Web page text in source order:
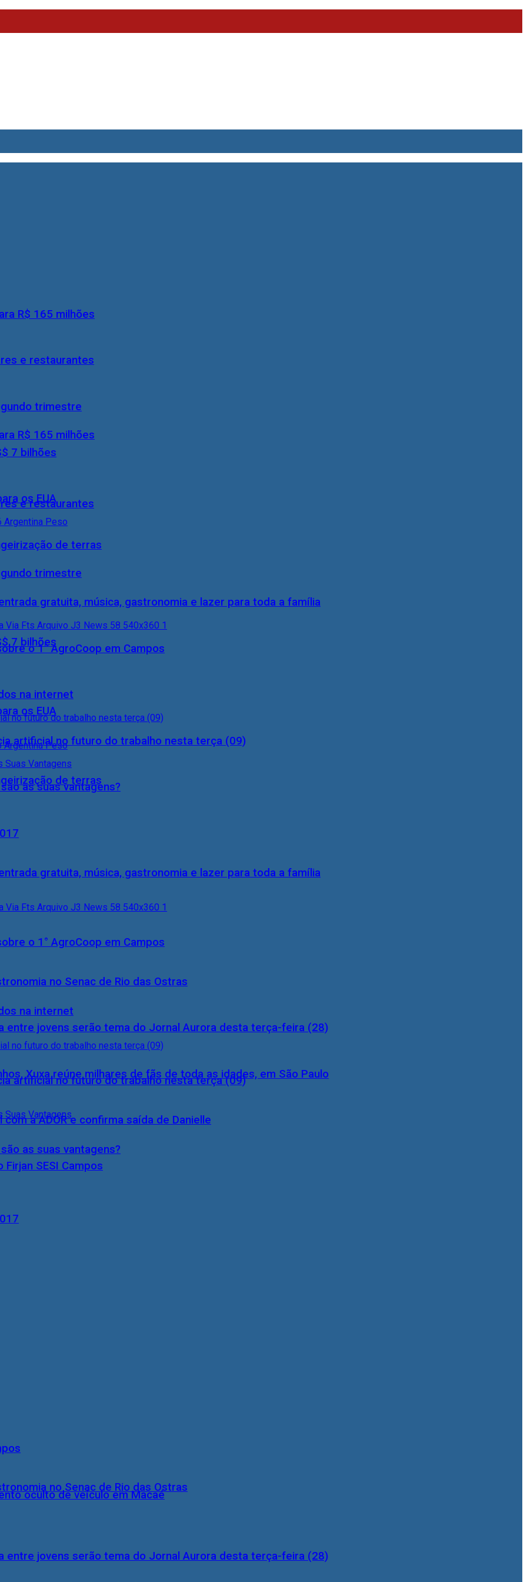
R$ 165 milhões
e restaurantes
trimestre
7 bilhões
os EUA
de terras
gratuita, música, gastronomia e lazer para toda a família
o 1° AgroCoop em Campos
na internet
artificial no futuro do trabalho nesta terça (09)
as suas vantagens?
no Senac de Rio das Ostras
entre jovens serão tema do Jornal Aurora desta terça-feira (28)
R$ 165 milhões
e restaurantes
trimestre
7 bilhões
os EUA
de terras
gratuita, música, gastronomia e lazer para toda a família
o 1° AgroCoop em Campos
na internet
artificial no futuro do trabalho nesta terça (09)
as suas vantagens?
no Senac de Rio das Ostras
entre jovens serão tema do Jornal Aurora desta terça-feira (28)
Xuxa reúne milhares de fãs de toda as idades, em São Paulo
a ADOR e confirma saída de Danielle
SESI Campos
oculto de veículo em Macaé